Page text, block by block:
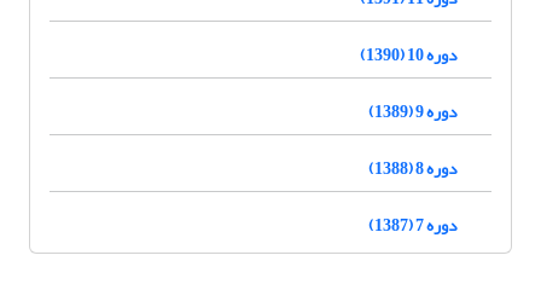
دوره 10 (1390)
دوره 9 (1389)
دوره 8 (1388)
دوره 7 (1387)